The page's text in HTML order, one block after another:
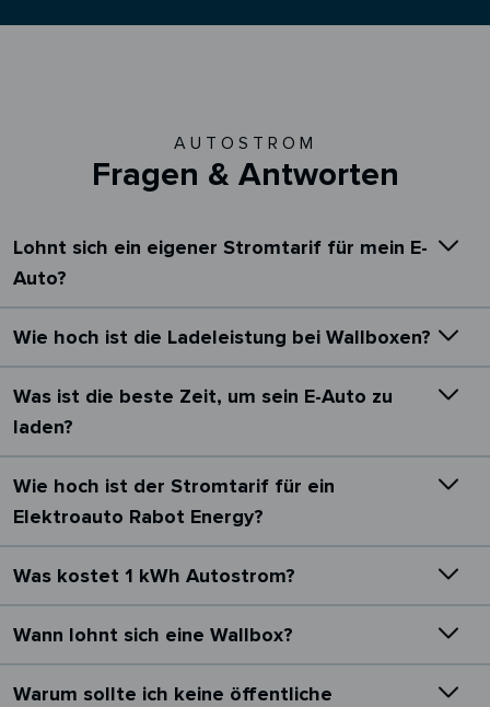
AUTOSTROM
Fragen & Antworten
Lohnt sich ein eigener Stromtarif für mein E-
Auto?
Wie hoch ist die Ladeleistung bei Wallboxen?
Was ist die beste Zeit, um sein E-Auto zu
laden?
Wie hoch ist der Stromtarif für ein
Elektroauto Rabot Energy?
Was kostet 1 kWh Autostrom?
Wann lohnt sich eine Wallbox?
Warum sollte ich keine öffentliche